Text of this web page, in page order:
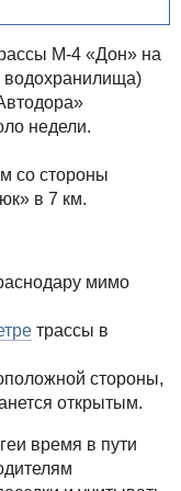
М-4 «Дон» на
недели.
со стороны
в 7 км.
мимо
трассы в
стороны,
открытым.
время в пути